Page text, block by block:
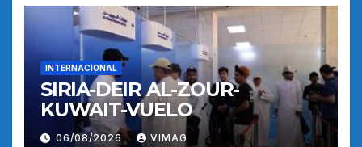
INTERNACIONAL
SIRIA-DEIR AL-ZOUR-
KUWAIT-VUELO
06/08/2026 VIMAG